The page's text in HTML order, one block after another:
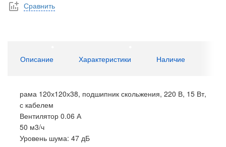
Сравнить
Описание Характеристики Наличие
рама 120х120х38, подшипник скольжения, 220 В, 15 Вт,
с кабелем
Вентилятор 0.06 А
50 м3/ч
Уровень шума: 47 дБ